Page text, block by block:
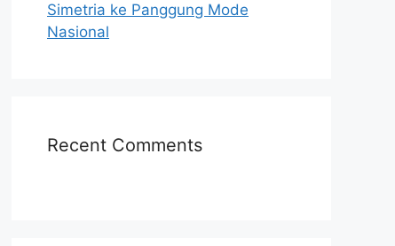
Simetria ke Panggung Mode
Nasional
Recent Comments